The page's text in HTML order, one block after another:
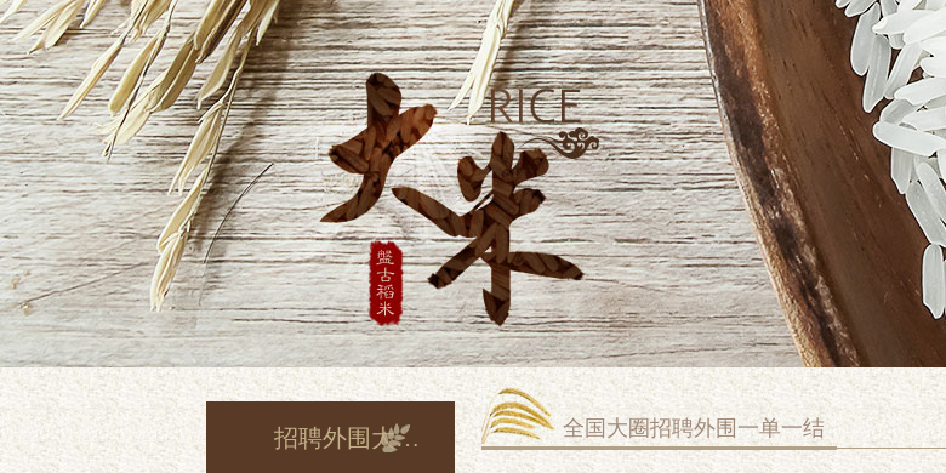
招聘外围大圈中圈一单一结 全国大圈招聘外围一单一结